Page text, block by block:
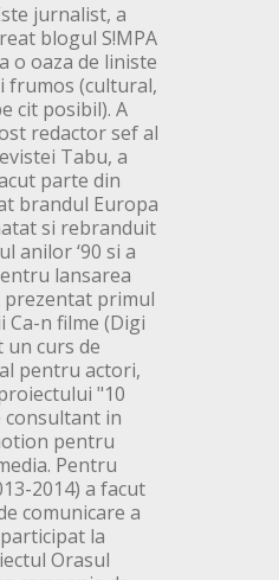
jurnalist, a
blogul S!MPA
o oaza de liniste
frumos (cultural,
cit posibil). A
redactor sef al
Tabu, a
parte din
brandul Europa
si rebranduit
anilor ‘90 si a
lansarea
prezentat primul
Ca-n filme (Digi
un curs de
pentru actori,
"10
in
pentru
Pentru
2014) a facut
comunicare a
la
Orasul